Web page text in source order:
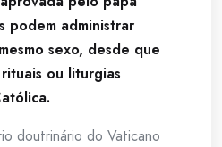
podem administrar
sexo, desde que
ou liturgias
doutrinário do Vaticano